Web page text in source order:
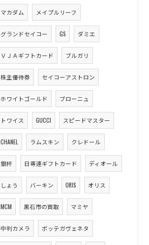
マカダム メイプルリーフ
グランドセイコー GS ダミエ
ＶＪＡギフトカード ブルガリ
株主優待券 セイコーアストロン
ホワイトゴールド ブローニュ
トワイス GUCCI スピードマスター
CHANEL ラムスキン クレドール
銀杯 日専連ギフトカード ディオール
しょう バーキン ORIS オリス
MCM 黒石市の買取 マミヤ
中判カメラ ボッテガヴェネタ